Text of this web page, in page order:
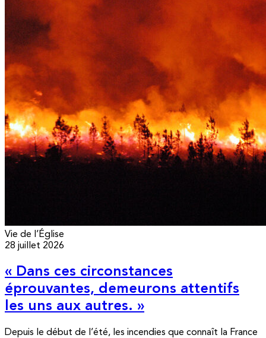
Vie de l’Église
28 juillet 2026
« Dans ces circonstances
éprouvantes, demeurons attentifs
les uns aux autres. »
Depuis le début de l’été, les incendies que connaît la France